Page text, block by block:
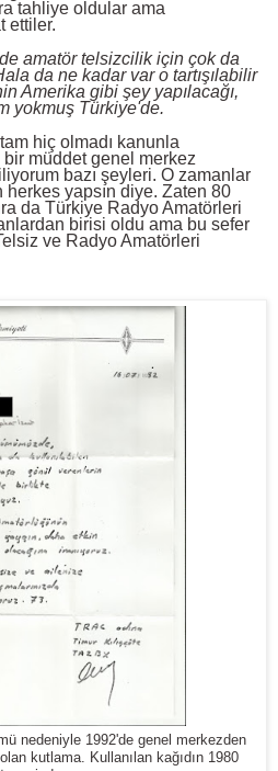
tahliye oldular ama
ettiler.
amatör telsizcilik için çok da
da ne kadar var o tartışılabilir
Amerika gibi şey yapılacağı,
yokmuş Türkiye'de.
hiç olmadı kanunla
bir müddet genel merkez
bazı şeyleri. O zamanlar
herkes yapsın diye. Zaten 80
da Türkiye Radyo Amatörleri
birisi oldu ama bu sefer
ve Radyo Amatörleri
nedeniyle 1992'de genel merkezden
kutlama. Kullanılan kağıdın 1980